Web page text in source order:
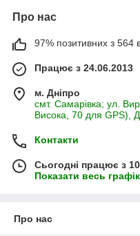
Про нас
97% позитивних з 564
Працює з 24.06.2013
м. Дніпро
смт. Самарівка; ул.
Висока, 70 для GPS),
Контакти
Сьогодні працює з
Показати весь
Про нас